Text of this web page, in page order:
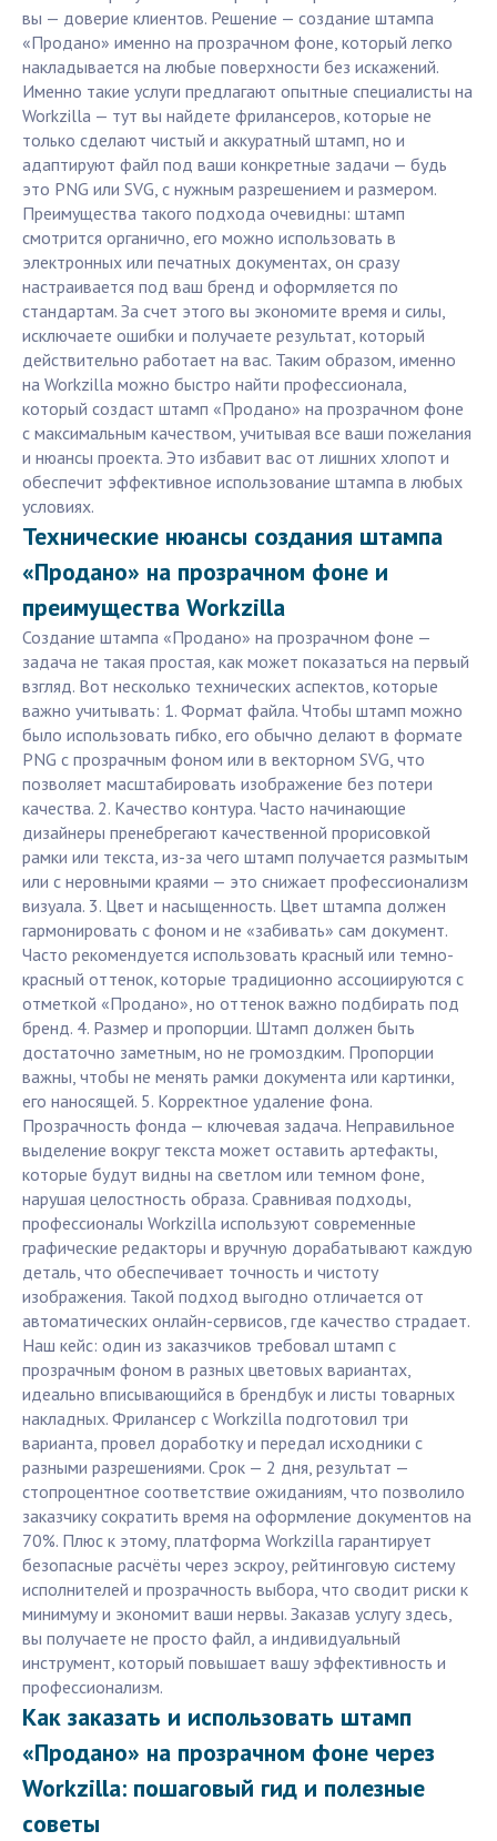
вы — доверие клиентов. Решение — создание штампа
«Продано» именно на прозрачном фоне, который легко
накладывается на любые поверхности без искажений.
Именно такие услуги предлагают опытные специалисты на
Workzilla — тут вы найдете фрилансеров, которые не
только сделают чистый и аккуратный штамп, но и
адаптируют файл под ваши конкретные задачи — будь
это PNG или SVG, с нужным разрешением и размером.
Преимущества такого подхода очевидны: штамп
смотрится органично, его можно использовать в
электронных или печатных документах, он сразу
настраивается под ваш бренд и оформляется по
стандартам. За счет этого вы экономите время и силы,
исключаете ошибки и получаете результат, который
действительно работает на вас. Таким образом, именно
на Workzilla можно быстро найти профессионала,
который создаст штамп «Продано» на прозрачном фоне
с максимальным качеством, учитывая все ваши пожелания
и нюансы проекта. Это избавит вас от лишних хлопот и
обеспечит эффективное использование штампа в любых
условиях.
Технические нюансы создания штампа
«Продано» на прозрачном фоне и
преимущества Workzilla
Создание штампа «Продано» на прозрачном фоне —
задача не такая простая, как может показаться на первый
взгляд. Вот несколько технических аспектов, которые
важно учитывать: 1. Формат файла. Чтобы штамп можно
было использовать гибко, его обычно делают в формате
PNG с прозрачным фоном или в векторном SVG, что
позволяет масштабировать изображение без потери
качества. 2. Качество контура. Часто начинающие
дизайнеры пренебрегают качественной прорисовкой
рамки или текста, из-за чего штамп получается размытым
или с неровными краями — это снижает профессионализм
визуала. 3. Цвет и насыщенность. Цвет штампа должен
гармонировать с фоном и не «забивать» сам документ.
Часто рекомендуется использовать красный или темно-
красный оттенок, которые традиционно ассоциируются с
отметкой «Продано», но оттенок важно подбирать под
бренд. 4. Размер и пропорции. Штамп должен быть
достаточно заметным, но не громоздким. Пропорции
важны, чтобы не менять рамки документа или картинки,
его наносящей. 5. Корректное удаление фона.
Прозрачность фонда — ключевая задача. Неправильное
выделение вокруг текста может оставить артефакты,
которые будут видны на светлом или темном фоне,
нарушая целостность образа. Сравнивая подходы,
профессионалы Workzilla используют современные
графические редакторы и вручную дорабатывают каждую
деталь, что обеспечивает точность и чистоту
изображения. Такой подход выгодно отличается от
автоматических онлайн-сервисов, где качество страдает.
Наш кейс: один из заказчиков требовал штамп с
прозрачным фоном в разных цветовых вариантах,
идеально вписывающийся в брендбук и листы товарных
накладных. Фрилансер с Workzilla подготовил три
варианта, провел доработку и передал исходники с
разными разрешениями. Срок — 2 дня, результат —
стопроцентное соответствие ожиданиям, что позволило
заказчику сократить время на оформление документов на
70%. Плюс к этому, платформа Workzilla гарантирует
безопасные расчёты через эскроу, рейтинговую систему
исполнителей и прозрачность выбора, что сводит риски к
минимуму и экономит ваши нервы. Заказав услугу здесь,
вы получаете не просто файл, а индивидуальный
инструмент, который повышает вашу эффективность и
профессионализм.
Как заказать и использовать штамп
«Продано» на прозрачном фоне через
Workzilla: пошаговый гид и полезные
советы